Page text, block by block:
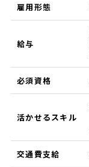
雇用形態
給与
必須資格
活かせるスキル
交通費支給